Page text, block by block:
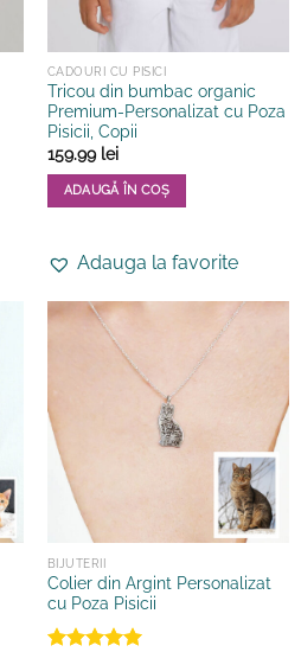
CADOURI CU PISICI
Tricou din bumbac organic
Premium-Personalizat cu Poza
Pisicii, Copii
159.99 lei
ADAUGĂ ÎN COȘ
are
multe
pot
fi
alese
pagina
produsului.
Adauga la favorite
BIJUTERII
Colier din Argint Personalizat
cu Poza Pisicii